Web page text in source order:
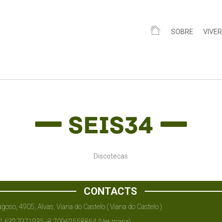
SOBRE VIVER
Seis34
Discotecas
CONTACTS
4905, Alvas, Viana do Castelo ( Viana do Castelo )